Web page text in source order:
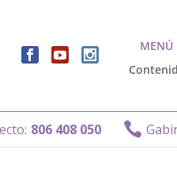
806 408 050 